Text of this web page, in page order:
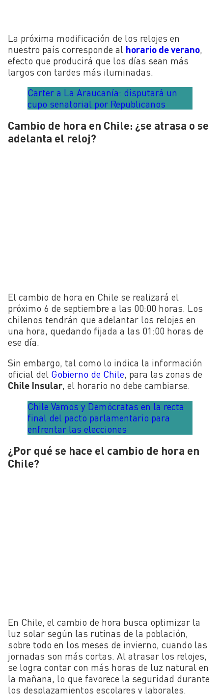
La próxima modificación de los relojes en
nuestro país corresponde al horario de verano,
efecto que producirá que los días sean más
largos con tardes más iluminadas.
Carter a La Araucanía: disputará un
cupo senatorial por Republicanos
Cambio de hora en Chile: ¿se atrasa o se
adelanta el reloj?
El cambio de hora en Chile se realizará el
próximo 6 de septiembre a las 00:00 horas. Los
chilenos tendrán que adelantar los relojes en
una hora, quedando fijada a las 01:00 horas de
ese día.
Sin embargo, tal como lo indica la información
oficial del Gobierno de Chile, para las zonas de
Chile Insular, el horario no debe cambiarse.
Chile Vamos y Demócratas en la recta
final del pacto parlamentario para
enfrentar las elecciones
¿Por qué se hace el cambio de hora en
Chile?
En Chile, el cambio de hora busca optimizar la
luz solar según las rutinas de la población,
sobre todo en los meses de invierno, cuando las
jornadas son más cortas. Al atrasar los relojes,
se logra contar con más horas de luz natural en
la mañana, lo que favorece la seguridad durante
los desplazamientos escolares y laborales.